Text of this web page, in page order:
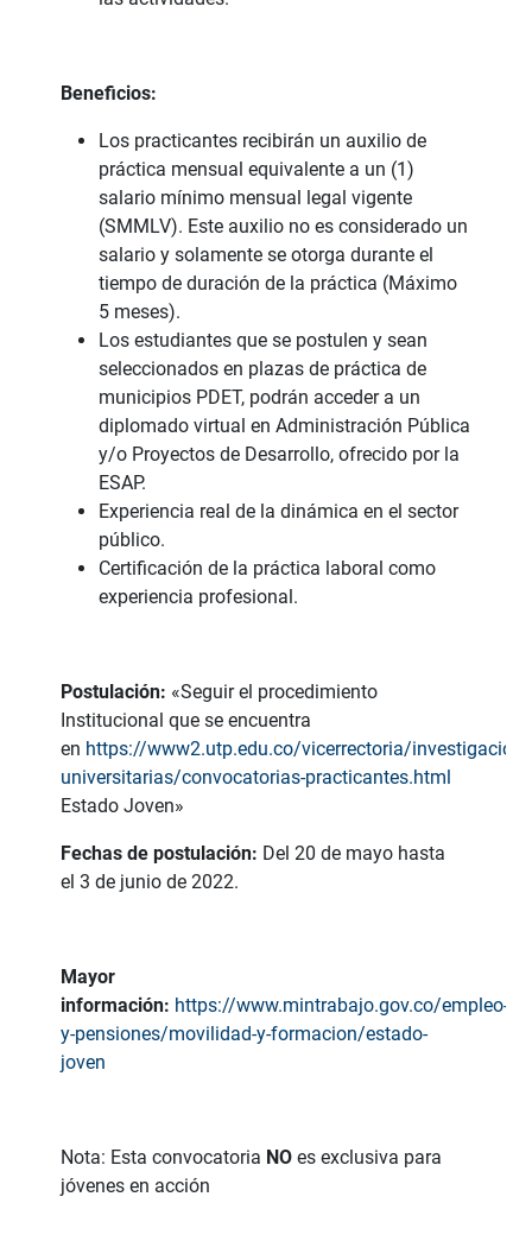
Beneficios:
Los practicantes recibirán un auxilio de
práctica mensual equivalente a un (1)
salario mínimo mensual legal vigente
(SMMLV). Este auxilio no es considerado un
salario y solamente se otorga durante el
tiempo de duración de la práctica (Máximo
5 meses).
Los estudiantes que se postulen y sean
seleccionados en plazas de práctica de
municipios PDET, podrán acceder a un
diplomado virtual en Administración Pública
y/o Proyectos de Desarrollo, ofrecido por la
ESAP.
Experiencia real de la dinámica en el sector
público.
Certificación de la práctica laboral como
experiencia profesional.
Postulación: «Seguir el procedimiento
Institucional que se encuentra
en https://www2.utp.edu.co/vicerrectoria/
universitarias/convocatorias-practicantes.html
Estado Joven»
Fechas de postulación: Del 20 de mayo hasta
el 3 de junio de 2022.
Mayor
información: https://www.mintrabajo.gov.co/empleo-
y-pensiones/movilidad-y-formacion/estado-
joven
Nota: Esta convocatoria NO es exclusiva para
jóvenes en acción